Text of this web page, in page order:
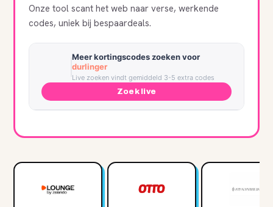
Onze tool scant het web naar verse, werkende
codes, uniek bij bespaardeals.
Meer kortingscodes zoeken voor
durlinger
Live zoeken vindt gemiddeld 3-5 extra codes
Zoek live